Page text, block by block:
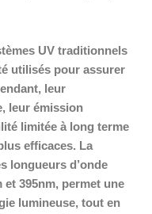
UV traditionnels
utilisés pour assurer
leur
leur émission
limitée à long terme
efficaces. La
longueurs d’onde
et 395nm, permet une
lumineuse, tout en